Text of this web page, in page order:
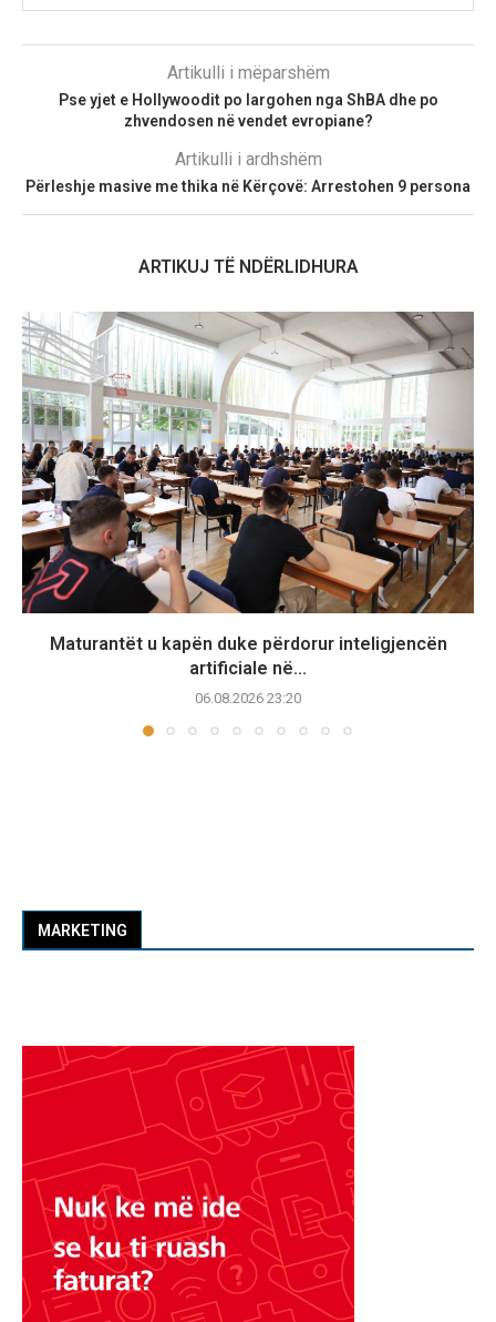
Artikulli i mëparshëm
Pse yjet e Hollywoodit po largohen nga ShBA dhe po
zhvendosen në vendet evropiane?
Artikulli i ardhshëm
Përleshje masive me thika në Kërçovë: Arrestohen 9 persona
ARTIKUJ TË NDËRLIDHURA
Maturantët u kapën duke përdorur inteligjencën
artificiale në...
06.08.2026 23:20
MARKETING